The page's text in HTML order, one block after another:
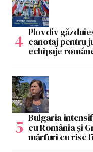
Plovdiv
canotaj pentru
echipaje
Bulgaria
cu România și
mărfuri cu risc